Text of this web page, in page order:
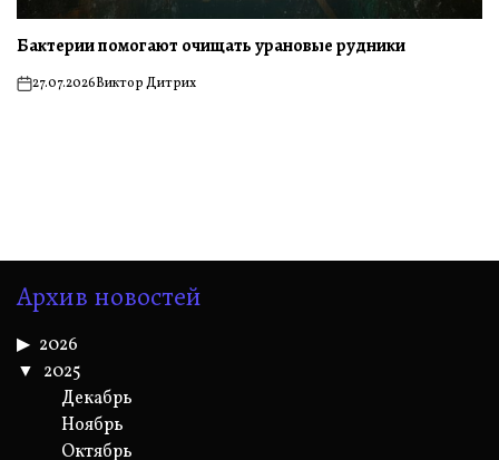
Бактерии помогают очищать урановые рудники
on27.07.2026Виктор Дитрих
Архив новостей
2026
2025
Декабрь
Ноябрь
Октябрь